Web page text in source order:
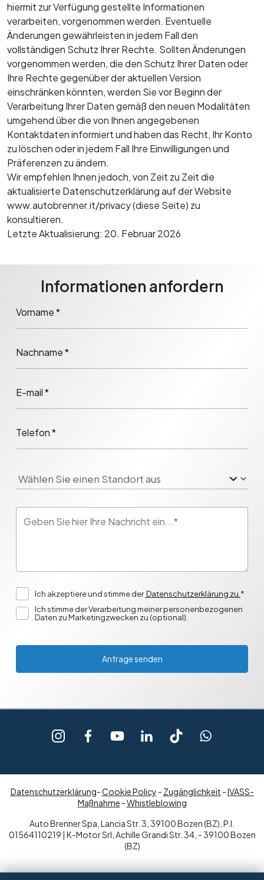
hiermit zur Verfügung gestellte Informationen
verarbeiten, vorgenommen werden. Eventuelle
Änderungen gewährleisten in jedem Fall den
vollständigen Schutz Ihrer Rechte. Sollten Änderungen
vorgenommen werden, die den Schutz Ihrer Daten oder
Ihre Rechte gegenüber der aktuellen Version
einschränken könnten, werden Sie vor Beginn der
Verarbeitung Ihrer Daten gemäß den neuen Modalitäten
umgehend über die von Ihnen angegebenen
Kontaktdaten informiert und haben das Recht, Ihr Konto
zu löschen oder in jedem Fall Ihre Einwilligungen und
Präferenzen zu ändern.
Wir empfehlen Ihnen jedoch, von Zeit zu Zeit die
aktualisierte Datenschutzerklärung auf der Website
www.autobrenner.it/privacy (diese Seite) zu
konsultieren.
Letzte Aktualisierung: 20. Februar 2026
Informationen anfordern
Vorname *
Nachname *
E-mail *
Telefon *
Ich akzeptiere und stimme derDatenschutzerklärung zu. *
Ich stimme der Verarbeitung meiner personenbezogenen
Daten zu Marketingzwecken zu (optional).
Anfrage senden
Datenschutzerklärung-Cookie Policy - Zugänglichkeit -IVASS-
Maßnahme -Whistleblowing
Auto Brenner Spa, Lancia Str. 3, 39100 Bozen (BZ), P.I.
01564110219 | K-Motor Srl, Achille Grandi Str. 34, - 39100 Bozen
(BZ)